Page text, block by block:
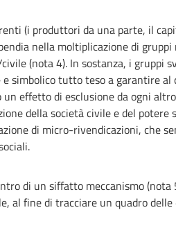
(i produttori da una parte, il
nella moltiplicazione di
(nota 4). In sostanza, i gruppi
simbolico tutto teso a garantire al
un effetto di esclusione da ogni
della società civile e del
di micro-rivendicazioni, che
di un siffatto meccanismo (nota
al fine di tracciare un quadro